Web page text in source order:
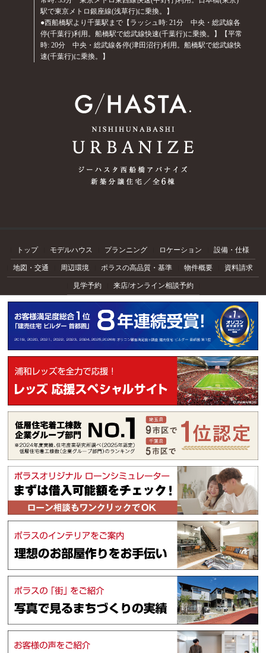
駅で東京メトロ銀座線(浅草行)に乗換。】
●西船橋駅より千葉駅まで【ラッシュ時: 21分 中央・総武線各
停(千葉行)利用。船橋駅で総武線快速(千葉行)に乗換。】【平常
時: 20分 中央・総武線各停(津田沼行)利用。船橋駅で総武線快
速(千葉行)に乗換。】
トップ モデルハウス プランニング ロケーション 設備・仕様
地図・交通 周辺環境 ポラスの高品質・基準 物件概要 資料請求
見学予約 来店/オンライン相談予約